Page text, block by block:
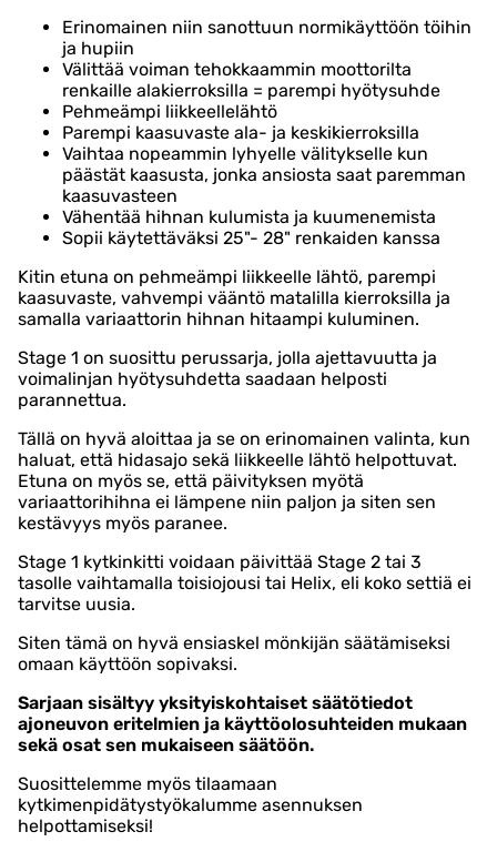
Erinomainen niin sanottuun normikäyttöön töihin
ja hupiin
Välittää voiman tehokkaammin moottorilta
renkaille alakierroksilla = parempi hyötysuhde
Pehmeämpi liikkeellelähtö
Parempi kaasuvaste ala- ja keskikierroksilla
Vaihtaa nopeammin lyhyelle välitykselle kun
päästät kaasusta, jonka ansiosta saat paremman
kaasuvasteen
Vähentää hihnan kulumista ja kuumenemista
Sopii käytettäväksi 25"- 28" renkaiden kanssa
Kitin etuna on pehmeämpi liikkeelle lähtö, parempi
kaasuvaste, vahvempi vääntö matalilla kierroksilla ja
samalla variaattorin hihnan hitaampi kuluminen.
Stage 1 on suosittu perussarja, jolla ajettavuutta ja
voimalinjan hyötysuhdetta saadaan helposti
parannettua.
Tällä on hyvä aloittaa ja se on erinomainen valinta, kun
haluat, että hidasajo sekä liikkeelle lähtö helpottuvat.
Etuna on myös se, että päivityksen myötä
variaattorihihna ei lämpene niin paljon ja siten sen
kestävyys myös paranee.
Stage 1 kytkinkitti voidaan päivittää Stage 2 tai 3
tasolle vaihtamalla toisiojousi tai Helix, eli koko settiä ei
tarvitse uusia.
Siten tämä on hyvä ensiaskel mönkijän säätämiseksi
omaan käyttöön sopivaksi.
Sarjaan sisältyy yksityiskohtaiset säätötiedot
ajoneuvon eritelmien ja käyttöolosuhteiden mukaan
sekä osat sen mukaiseen säätöön.
Suosittelemme myös tilaamaan
kytkimenpidätystyökalumme asennuksen
helpottamiseksi!